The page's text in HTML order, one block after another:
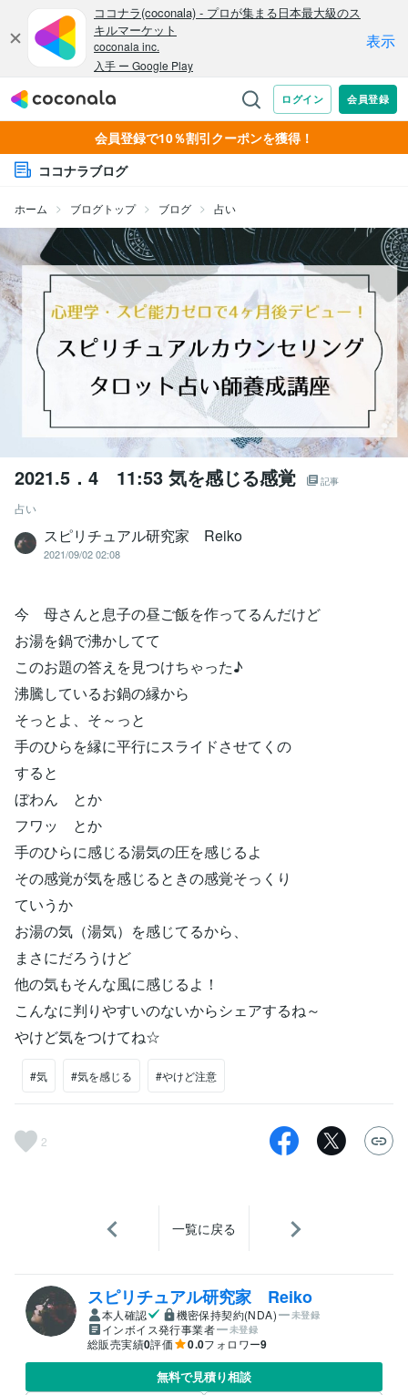
会員登録で10％割引クーポンを獲得！
ココナラブログ
ホーム ブログトップ ブログ 占い
2021.5．4 11:53 気を感じる感覚 記事
占い
スピリチュアル研究家 Reiko
2021/09/02 02:08
今 母さんと息子の昼ご飯を作ってるんだけど
お湯を鍋で沸かしてて
このお題の答えを見つけちゃった♪
沸騰しているお鍋の縁から
そっとよ、そ～っと
手のひらを縁に平行にスライドさせてくの
すると
ぼわん とか
フワッ とか
手のひらに感じる湯気の圧を感じるよ
その感覚が気を感じるときの感覚そっくり
ていうか
お湯の気（湯気）を感じてるから、
まさにだろうけど
他の気もそんな風に感じるよ！
こんなに判りやすいのないからシェアするね～
やけど気をつけてね☆
#気 #気を感じる #やけど注意
2
一覧に戻る
スピリチュアル研究家 Reiko
本人確認 機密保持契約(NDA) 未登録
インボイス発行事業者 未登録
総販売実績0評価 0.0フォロワー9
無料で見積り相談